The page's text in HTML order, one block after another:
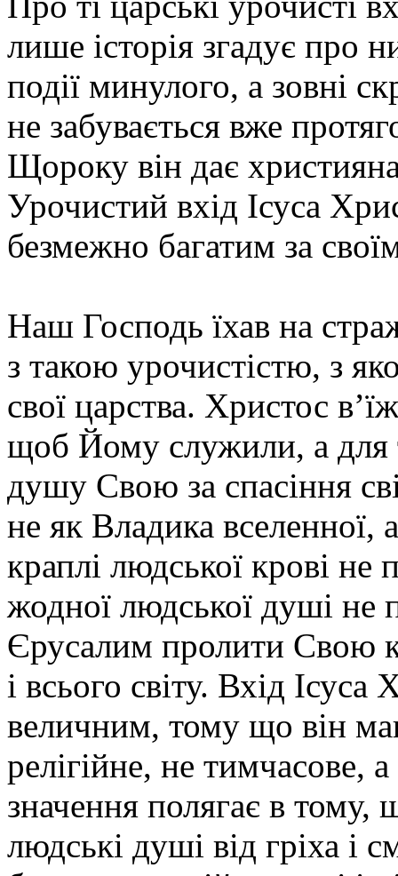
лише історія згадує про
події минулого, а зовні
не забувається вже
Щороку він дає
Урочистий вхід Ісуса
безмежно багатим за
Наш Господь їхав на
з такою урочистістю, з
свої царства. Христос
щоб Йому служили, а для
душу Свою за спасіння
не як Владика вселенної,
краплі людської крові
жодної людської душі не
Єрусалим пролити Свою
і всього світу. Вхід
величним, тому що він
релігійне, не тимчасове,
значення полягає в
людські душі від гріха і